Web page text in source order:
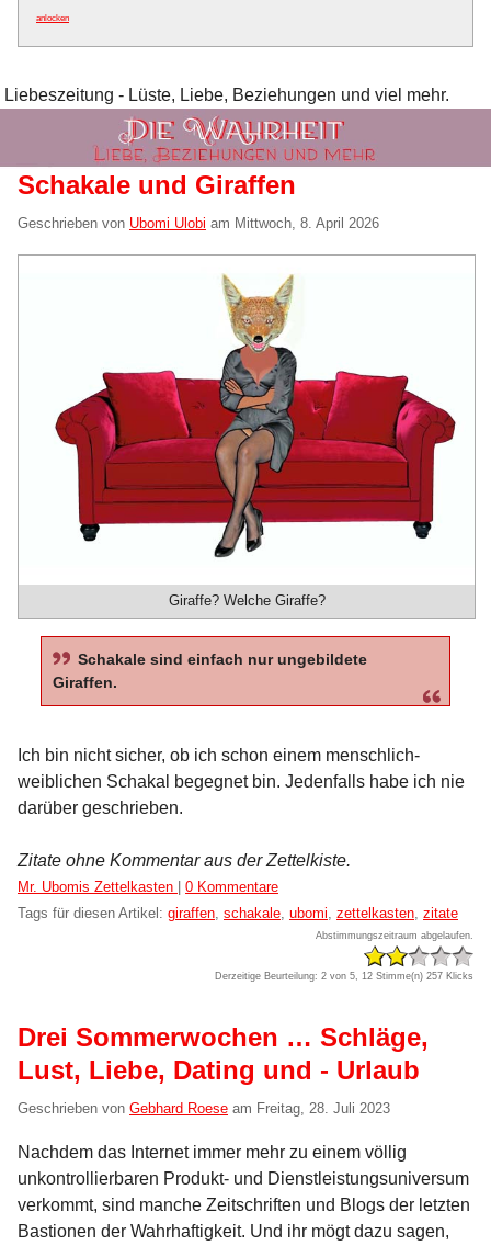
anlocken
Liebeszeitung - Lüste, Liebe, Beziehungen und viel mehr.
Schakale und Giraffen
Geschrieben von Ubomi Ulobi am Mittwoch, 8. April 2026
Giraffe? Welche Giraffe?
Schakale sind einfach nur ungebildete
Giraffen.
Ich bin nicht sicher, ob ich schon einem menschlich-
weiblichen Schakal begegnet bin. Jedenfalls habe ich nie
darüber geschrieben.
Zitate ohne Kommentar aus der Zettelkiste.
Kategorien:
Mr. Ubomis Zettelkasten | 0 Kommentare
Tags für diesen Artikel: giraffen schakale ubomi zettelkasten zitate
Abstimmungszeitraum abgelaufen.
Derzeitige Beurteilung: 2 von 5, 12 Stimme(n) 257 Klicks
Drei Sommerwochen … Schläge,
Lust, Liebe, Dating und - Urlaub
Geschrieben von Gebhard Roese am Freitag, 28. Juli 2023
Nachdem das Internet immer mehr zu einem völlig
unkontrollierbaren Produkt- und Dienstleistungsuniversum
verkommt, sind manche Zeitschriften und Blogs der letzten
Bastionen der Wahrhaftigkeit. Und ihr mögt dazu sagen,